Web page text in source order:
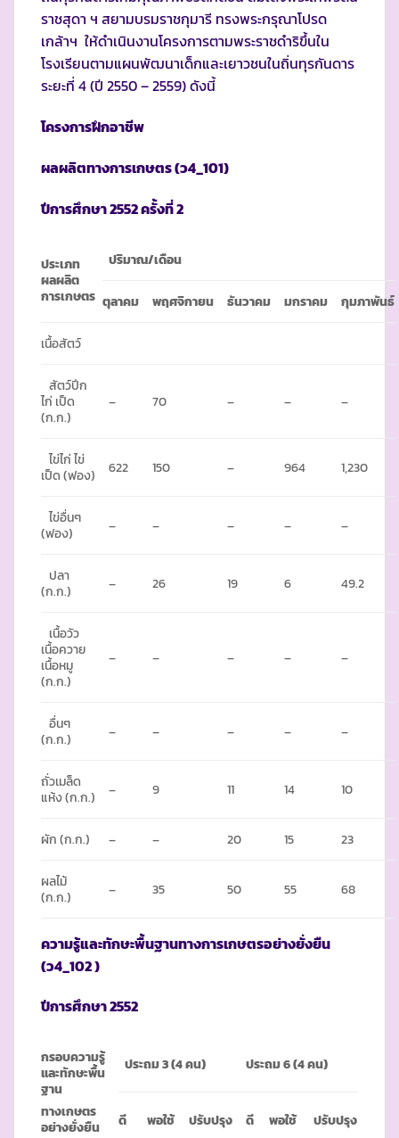
ราชสุดา ฯ สยามบรมราชกุมารี ทรงพระกรุณาโปรด
เกล้าฯ ให้ดำเนินงานโครงการตามพระราชดำริขึ้นใน
โรงเรียนตามแผนพัฒนาเด็กและเยาวชนในถิ่นทุรกันดาร
ระยะที่ 4 (ปี 2550 – 2559) ดังนี้
โครงการฝึกอาชีพ
ผลผลิตทางการเกษตร(ว4_101)
ปีการศึกษา2552 ครั้งที่ 2
ประเภท
ผลผลิต
การเกษตร
ปริมาณ/เดือน
ตุลาคม พฤศจิกายน ธันวาคม มกราคม กุมภาพันธ์
เนื้อสัตว์
สัตว์ปีก
ไก่ เป็ด
(ก.ก.)
– 70 – – –
ไข่ไก่ ไข่
เป็ด (ฟอง)
622 150 – 964 1,230
ไข่อื่นๆ
(ฟอง)
– – – – –
ปลา
(ก.ก.)
– 26 19 6 49.2
เนื้อวัว
เนื้อควาย
เนื้อหมู
(ก.ก.)
– – – – –
อื่นๆ
(ก.ก.)
– – – – –
ถั่วเมล็ด
แห้ง (ก.ก.)
– 9 11 14 10
ผัก (ก.ก.) – – 20 15 23
ผลไม้
(ก.ก.)
– 35 50 55 68
ความรู้และทักษะพื้นฐานทางการเกษตรอย่างยั่งยืน
(ว4_102 )
ปีการศึกษา2552
กรอบความรู้
และทักษะพื้น
ฐาน
ทางเกษตร
อย่างยั่งยืน
ประถม 3(4 คน) ประถม6 (4 คน)
ดี พอใช้ ปรับปรุง ดี พอใช้ ปรับปรุง